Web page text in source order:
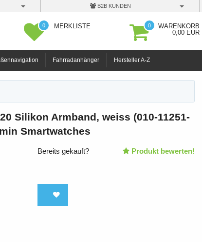
B2B KUNDEN
0 MERKLISTE 0
WARENKORB
0,00 EUR
Fahrradanhänger Hersteller A-Z
Silikon Armband, weiss (010-11251-
Smartwatches
Bereits gekauft? Produkt bewerten!